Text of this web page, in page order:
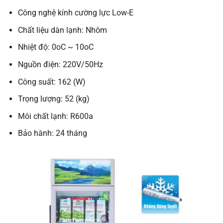
Công nghệ kính cường lực Low-E
Chất liệu dàn lạnh: Nhôm
Nhiệt độ: 0oC ~ 10oC
Nguồn điện: 220V/50Hz
Công suất: 162 (W)
Trọng lượng: 52 (kg)
Môi chất lạnh: R600a
Bảo hành: 24 tháng